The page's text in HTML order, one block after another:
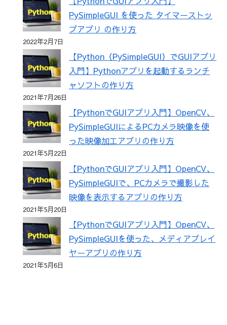
PySimpleGUI を使った タイマーストッ
プアプリ の作り方
2022年2月7日
【Python（PySimpleGUI）でGUIアプリ
入門】Pythonアプリを起動するランチ
ャソフトの作り方
2021年7月26日
【PythonでGUIアプリ入門】OpenCV、
PySimpleGUIによるPCカメラ映像を使
った映像加工アプリの作り方
2021年5月22日
【PythonでGUIアプリ入門】OpenCV、
PySimpleGUIで、PCカメラで撮影した
映像を表示するアプリの作り方
2021年5月20日
【PythonでGUIアプリ入門】OpenCV、
PySimpleGUIを使った、メディアプレイ
ヤーアプリの作り方
2021年5月6日